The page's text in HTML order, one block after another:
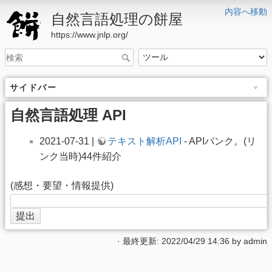
内容へ移動
自然言語処理の餅屋
https://www.jnlp.org/
サイドバー
自然言語処理 API
2021-07-31 | テキスト解析API - APIバンク。(リ
ンク当時)44件紹介
(感想・要望・情報提供)
· 最終更新: 2022/04/29 14:36 by admin